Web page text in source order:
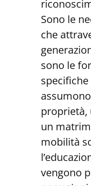
Sono le
che
sono le
proprietà,
un
mobilità
vengono